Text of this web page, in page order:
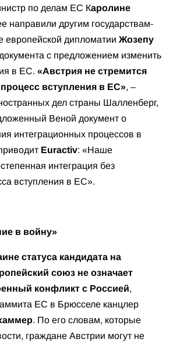
по делам ЕС Каролине
направили другим государствам-
европейской дипломатии Жозепу
с предложением изменить
в ЕС. «Австрия не стремится
вступления в ЕС», –
дел страны Шалленберг,
Веной документ о
интеграционных процессов в
Euractiv: «Наше
интеграция без
вступления в ЕС».
в войну»
статуса кандидата на
союз не означает
конфликт с Россией,
ЕС в Брюсселе канцлер
. По его словам, которые
граждане Австрии могут не